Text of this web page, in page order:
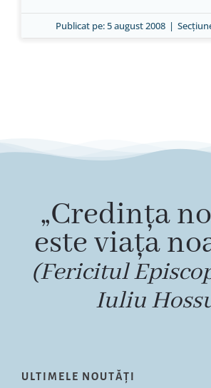
Publicat pe: 5 august 2008 |
„Credința
este viața
(Fericitul
Iuliu
ULTIMELE NOUTĂȚI